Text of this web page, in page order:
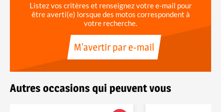
Listez vos critères et renseignez votre e-mail pour
être averti(e) lorsque des motos correspondent à
votre recherche.
M'avertir par e-mail
Autres occasions qui peuvent vous